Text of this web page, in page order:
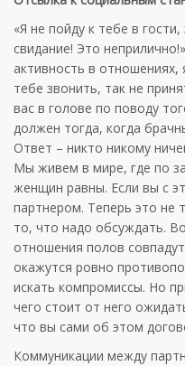
«Я не пойду к тебе в
свидание! Это
активность в
тебе звонить, так не
вас в голове по поводу
должен тогда, когда
Ответ – никто никому
Мы живем в мире, где по
женщин равны. Если вы с
партнером. Теперь это не
то, что надо обсуждать.
отношения полов
окажутся ровно
искать компромиссы. Но
чего стоит от него
что вы сами об этом
Коммуникации между